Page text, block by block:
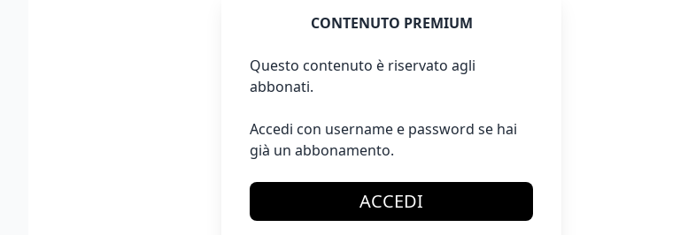
CONTENUTO PREMIUM
Questo contenuto è riservato agli
abbonati.
Accedi con username e password se hai
già un abbonamento.
ACCEDI